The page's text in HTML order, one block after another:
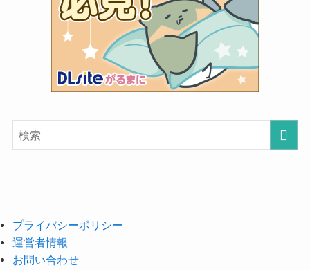
プライバシーポリシー
運営者情報
お問い合わせ